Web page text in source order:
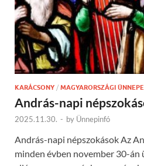
KARÁCSONY / MAGYARORSZÁGI
András-napi
2025.11.30. - by Ünnepinfó
András-napi népszokások Az
minden évben november 30-án